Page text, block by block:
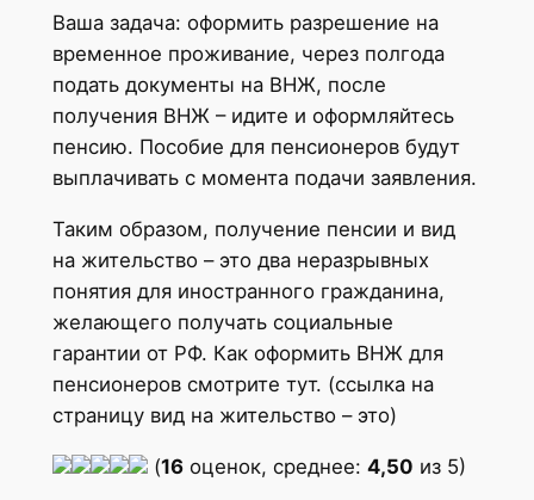
Ваша задача: оформить разрешение на
временное проживание, через полгода
подать документы на ВНЖ, после
получения ВНЖ – идите и оформляйтесь
пенсию. Пособие для пенсионеров будут
выплачивать с момента подачи заявления.
Таким образом, получение пенсии и вид
на жительство – это два неразрывных
понятия для иностранного гражданина,
желающего получать социальные
гарантии от РФ. Как оформить ВНЖ для
пенсионеров смотрите тут. (ссылка на
страницу вид на жительство – это)
(16оценок, среднее: 4,50 из 5)